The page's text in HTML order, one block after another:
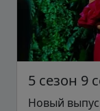
5 сезон 9
Новый